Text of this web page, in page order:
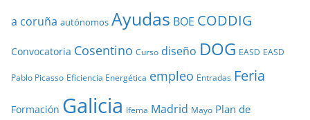
a coruña autónomos Ayudas BOE CODDIG
Convocatoria Cosentino Curso diseño DOG EASD EASD
Pablo Picasso Eficiencia Energética empleo Entradas Feria
Formación Galicia Ifema Madrid Mayo Plan de